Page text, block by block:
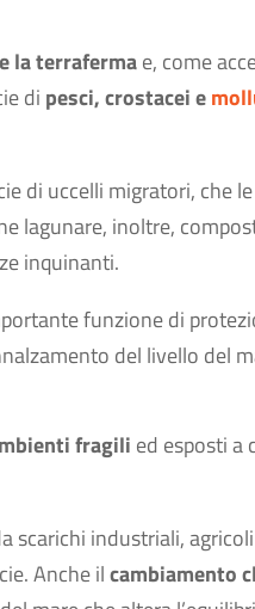
la terrafermae, come
di pesci, crostacei e
di uccelli migratori, che
lagunare, inoltre,
inquinanti.
funzione di
del livello del
fragili ed esposti a
scarichi industriali,
Anche ilcambiamento